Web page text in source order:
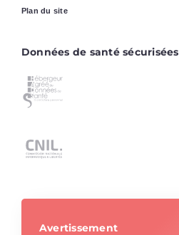
Plan du site
Données de santé sécurisées
Avertissement